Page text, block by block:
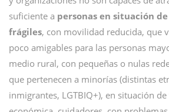
suficiente a personas en situación
frágiles, con movilidad reducida, que
poco amigables para las personas
medio rural, con pequeñas o nulas
que pertenecen a minorías (distintas
inmigrantes, LGTBIQ+), en situación